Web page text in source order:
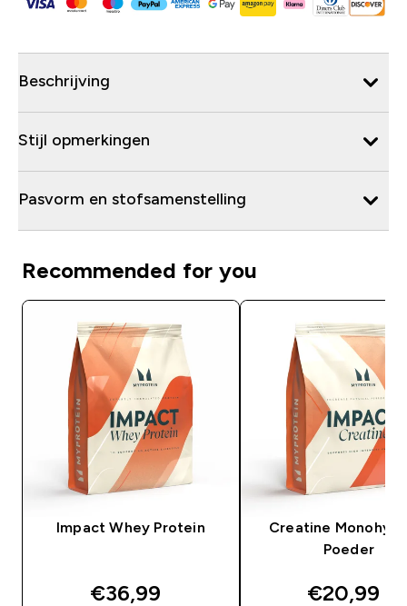
Beschrijving
Stijl opmerkingen
Pasvorm en stofsamenstelling
Recommended for you
Impact Whey Protein
discounted price
€36,99‎
Creatine
Poeder
€20,99‎